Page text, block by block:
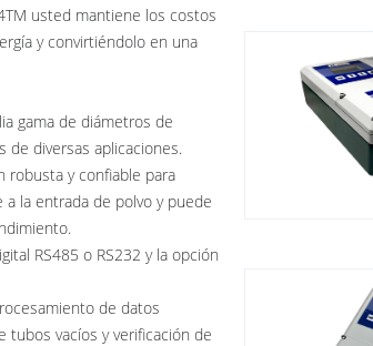
usted mantiene los costos
y convirtiéndolo en una
gama de diámetros de
de diversas aplicaciones.
robusta y confiable para
la entrada de polvo y puede
RS485 o RS232 y la opción
de datos
vacíos y verificación de